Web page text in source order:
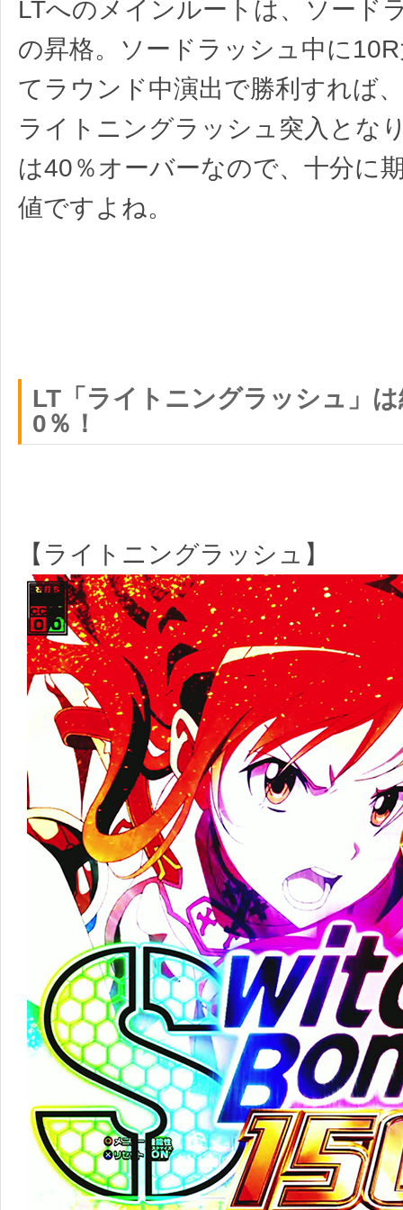
LTへのメインルートは、ソード
の昇格。ソードラッシュ中に
てラウンド中演出で勝利すれば
ライトニングラッシュ突入とな
は40％オーバーなので、十分に
値ですよね。
LT「ライトニングラッシュ」
0％！
【ライトニングラッシュ】